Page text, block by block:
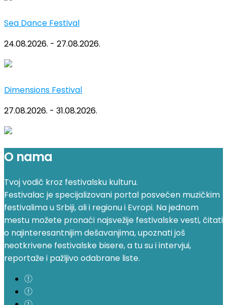
Sea Dance Festival
24.08.2026. - 27.08.2026.
Dimensions Festival
27.08.2026. - 31.08.2026.
O nama
Tvoj vodič kroz festivalsku kulturu.
Festivalac je specijalizovani portal posvećen muzičkim
festivalima u Srbiji, ali i regionu i Evropi. Na jednom
mestu možete pronaći najsvežije festivalske vesti, čitati
o najinteresantnijim dešavanjima, upoznati još
neotkrivene festivalske bisere, a tu su i intervjui,
reportaže i pažljivo odabrane liste.